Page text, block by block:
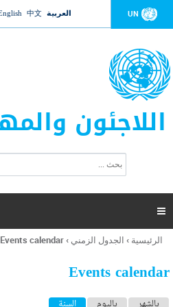
to navigation UN العربية 中文
اللاجئون
ت
ر
ل
ح
ب

أنت
هنا
الرئيسية › الجدول الزمني ›
Events calendar
Events calendar